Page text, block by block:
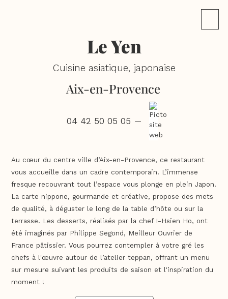
Le Yen
Cuisine asiatique, japonaise
Aix-en-Provence
04 42 50 05 05 —
Au cœur du centre ville d’Aix-en-Provence, ce restaurant
vous accueille dans un cadre contemporain. L’immense
fresque recouvrant tout l’espace vous plonge en plein Japon.
La carte nippone, gourmande et créative, propose des mets
de qualité, à déguster le long de la table d’hôte ou sur la
terrasse. Les desserts, réalisés par la chef I-Hsien Ho, ont
été imaginés par Philippe Segond, Meilleur Ouvrier de
France pâtissier. Vous pourrez contempler à votre gré les
chefs à l'œuvre autour de l’atelier teppan, offrant un menu
sur mesure suivant les produits de saison et l'inspiration du
moment !